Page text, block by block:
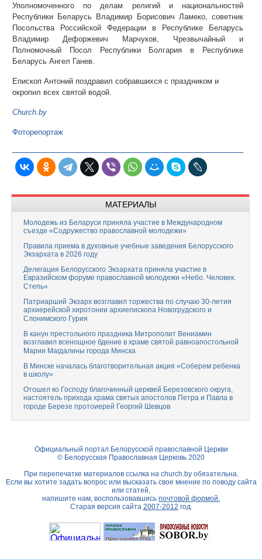
Уполномоченного по делам религий и национальностей
Республики Беларусь Владимир Борисович Ламеко, советник
Посольства Российской Федерации в Республике Беларусь
Владимир Дефоржевич Марчуков, Чрезвычайный и
Полномочный Посол Республики Болгария в Республике
Беларусь Ангел Ганев.
Епископ Антоний поздравил собравшихся с праздником и
окропил всех святой водой.
Church.by
Фоторепортаж
МАТЕРИАЛЫ
Молодежь из Беларуси приняла участие в Международном
съезде «Содружество православной молодежи»
Правила приема в духовные учебные заведения Белорусского
Экзархата в 2026 году
Делегация Белорусского Экзархата приняла участие в
Евразийском форуме православной молодежи «Небо. Человек.
Степь»
Патриарший Экзарх возглавил торжества по случаю 30-летия
архиерейской хиротонии архиепископа Новогрудского и
Слонимского Гурия
В канун престольного праздника Митрополит Вениамин
возглавил всенощное бдение в храме святой равноапостольной
Марии Магдалины города Минска
В Минске началась благотворительная акция «Соберем ребенка
в школу»
Отошел ко Господу благочинный церквей Березовского округа,
настоятель прихода храма святых апостолов Петра и Павла в
городе Березе протоиерей Георгий Шевцов
Официальный портал Белорусской православной Церкви
© Белорусская Православная Церковь 2020
При перепечатке материалов ссылка на church.byобязательна.
Если вы хотите задать вопрос или высказать свое мнение по поводу сайта
или статей,
напишите нам, воспользовавшись почтовой формой.
Старая версия сайта 2007-2012 год.